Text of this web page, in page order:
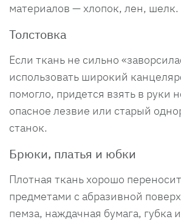
материалов — хлопок, лен, шелк.
Толстовка
Если ткань не сильно
использовать широкий
помогло, придется взять в руки
опасное лезвие или старый
станок.
Брюки, платья и юбки
Плотная ткань хорошо
предметами с абразивной
пемза, наждачная бумага, губка